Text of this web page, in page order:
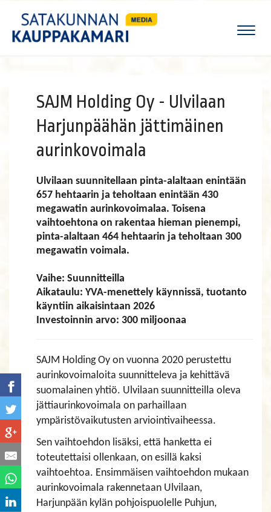
SAJM Holding Oy - Ulvilaan
Harjunpäähän jättimäinen
aurinkovoimala
Ulvilaan suunnitellaan pinta-alaltaan enintään
657 hehtaarin ja teholtaan enintään 430
megawatin aurinkovoimalaa. Toisena
vaihtoehtona on rakentaa hieman pienempi,
pinta-alaltaan 464 hehtaarin ja teholtaan 300
megawatin voimala.
Vaihe: Suunnitteilla
Aikataulu: YVA-menettely käynnissä, tuotanto
käyntiin aikaisintaan 2026
Investoinnin arvo: 300 miljoonaa
SAJM Holding Oy on vuonna 2020 perustettu
aurinkovoimaloita suunnitteleva ja kehittävä
suomalainen yhtiö. Ulvilaan suunnitteilla oleva
jättiaurinkovoimala on parhaillaan
ympäristövaikutusten arviointivaiheessa.
Sen vaihtoehdon lisäksi, että hanketta ei
toteutettaisi ollenkaan, on esillä kaksi
vaihtoehtoa. Ensimmäisen vaihtoehdon mukaan
aurinkovoimala rakennetaan Ulvilaan,
Harjunpään kylän pohjoispuolelle Puhjun,